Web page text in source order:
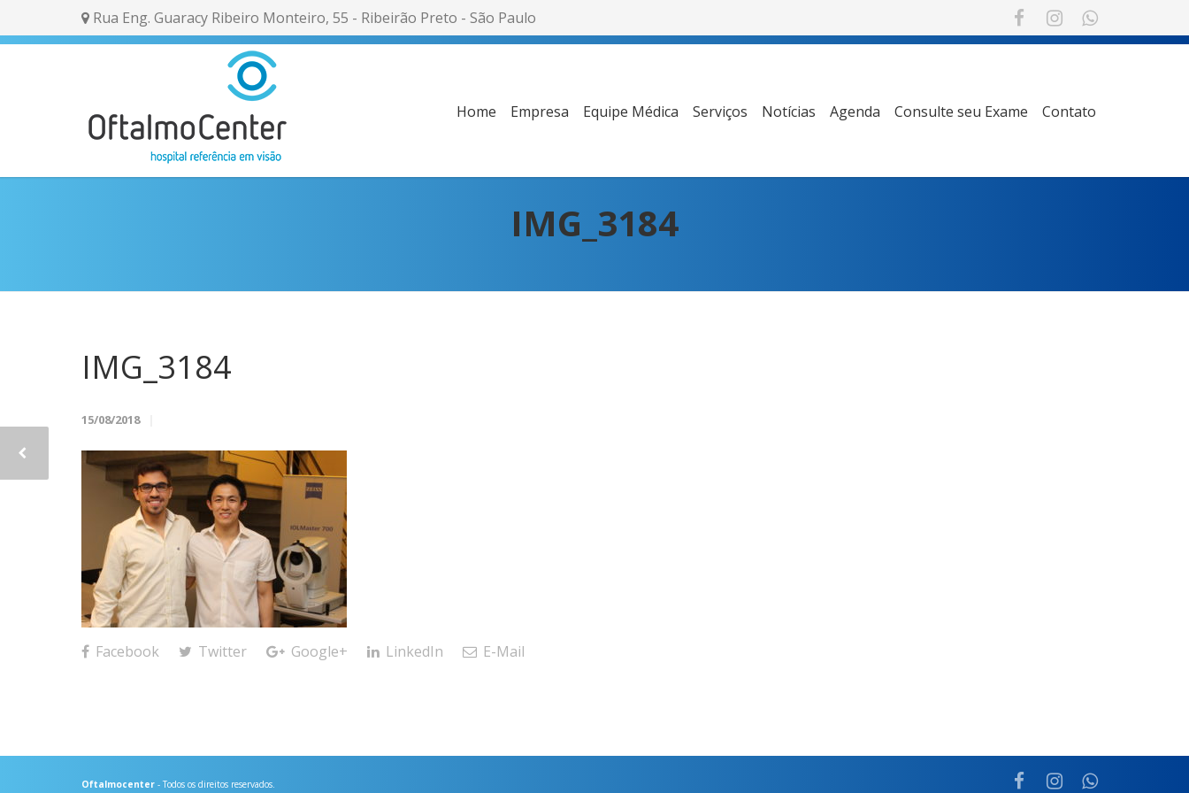
Rua Eng. Guaracy Ribeiro Monteiro, 55 - Ribeirão Preto - São Paulo
Home Empresa Equipe Médica Serviços Notícias Agenda Consulte seu Exame Contato
IMG_3184
IMG_3184
15/08/2018
Facebook Twitter Google+ LinkedIn E-Mail
Oftalmocenter - Todos os direitos reservados.